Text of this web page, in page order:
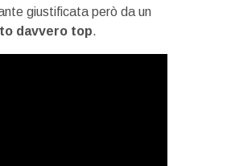
giustificata però da un
davvero top.